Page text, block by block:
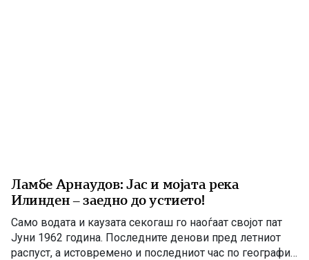
Ламбе Арнаудов: Јас и мојата река
Илинден – заедно до устието!
Само водата и каузата секогаш го наоѓаат својот пат
Јуни 1962 година. Последните денови пред летниот
распуст, а истовремено и последниот час по географија